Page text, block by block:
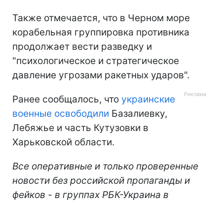
Также отмечается, что в Черном море
корабельная группировка противника
продолжает вести разведку и
"психологическое и стратегическое
давление угрозами ракетных ударов".
Ранее сообщалось, что украинские
военные освободили Базалиевку,
Лебяжье и часть Кутузовки в
Харьковской области.
Все оперативные и только проверенные
новости без российской пропаганды и
фейков - в группах РБК-Украина в